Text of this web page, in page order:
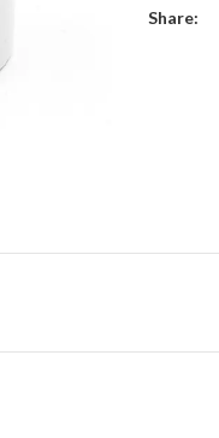
Share: